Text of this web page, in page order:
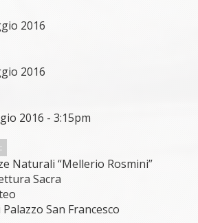
2016
2016
2016 - 3:15pm
Naturali “Mellerio Rosmini”
Sacra
San Francesco